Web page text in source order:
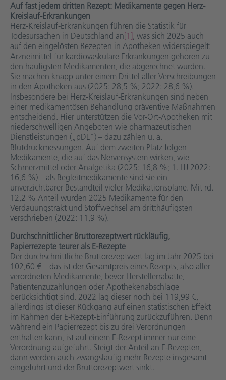
Auf fast jedem dritten Rezept: Medikamente gegen Herz-
Kreislauf-Erkrankungen
Herz-Kreislauf-Erkrankungen führen die Statistik für
Todesursachen in Deutschland an[1], was sich 2025 auch
auf den eingelösten Rezepten in Apotheken widerspiegelt:
Arzneimittel für kardiovaskuläre Erkrankungen gehören zu
den häufigsten Medikamenten, die abgerechnet wurden.
Sie machen knapp unter einem Drittel aller Verschreibungen
in den Apotheken aus (2025: 28,5 %; 2022: 28,6 %).
Insbesondere bei Herz-Kreislauf-Erkrankungen sind neben
einer medikamentösen Behandlung präventive Maßnahmen
entscheidend. Hier unterstützen die Vor-Ort-Apotheken mit
niederschwelligen Angeboten wie pharmazeutischen
Dienstleistungen („pDL“) – dazu zählen u. a.
Blutdruckmessungen. Auf dem zweiten Platz folgen
Medikamente, die auf das Nervensystem wirken, wie
Schmerzmittel oder Analgetika (2025: 16,8 %; 1. HJ 2022:
16,6 %) – als Begleitmedikamente sind sie ein
unverzichtbarer Bestandteil vieler Medikationspläne. Mit rd.
12,2 % Anteil wurden 2025 Medikamente für den
Verdauungstrakt und Stoffwechsel am dritthäufigsten
verschrieben (2022: 11,9 %).
Durchschnittlicher Bruttorezeptwert rückläufig,
Papierrezepte teurer als E-Rezepte
Der durchschnittliche Bruttorezeptwert lag im Jahr 2025 bei
102,60 € – das ist der Gesamtpreis eines Rezepts, also aller
verordneten Medikamente, bevor Herstellerrabatte,
Patientenzuzahlungen oder Apothekenabschläge
berücksichtigt sind. 2022 lag dieser noch bei 119,99 €,
allerdings ist dieser Rückgang auf einen statistischen Effekt
im Rahmen der E-Rezept-Einführung zurückzuführen. Denn
während ein Papierrezept bis zu drei Verordnungen
enthalten kann, ist auf einem E-Rezept immer nur eine
Verordnung aufgeführt. Steigt der Anteil an E-Rezepten,
dann werden auch zwangsläufig mehr Rezepte insgesamt
eingeführt und der Bruttorezeptwert sinkt.